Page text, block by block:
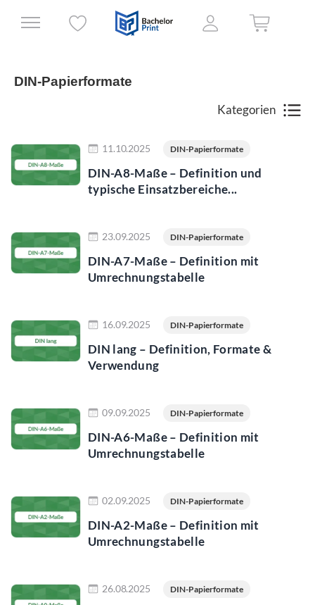
DIN-Papierformate
Kategorien
11.10.2025 DIN-Papierformate
DIN-A8-Maße – Definition und
typische Einsatzbereiche...
23.09.2025 DIN-Papierformate
DIN-A7-Maße – Definition mit
Umrechnungstabelle
16.09.2025 DIN-Papierformate
DIN lang – Definition, Formate &
Verwendung
09.09.2025 DIN-Papierformate
DIN-A6-Maße – Definition mit
Umrechnungstabelle
02.09.2025 DIN-Papierformate
DIN-A2-Maße – Definition mit
Umrechnungstabelle
26.08.2025 DIN-Papierformate